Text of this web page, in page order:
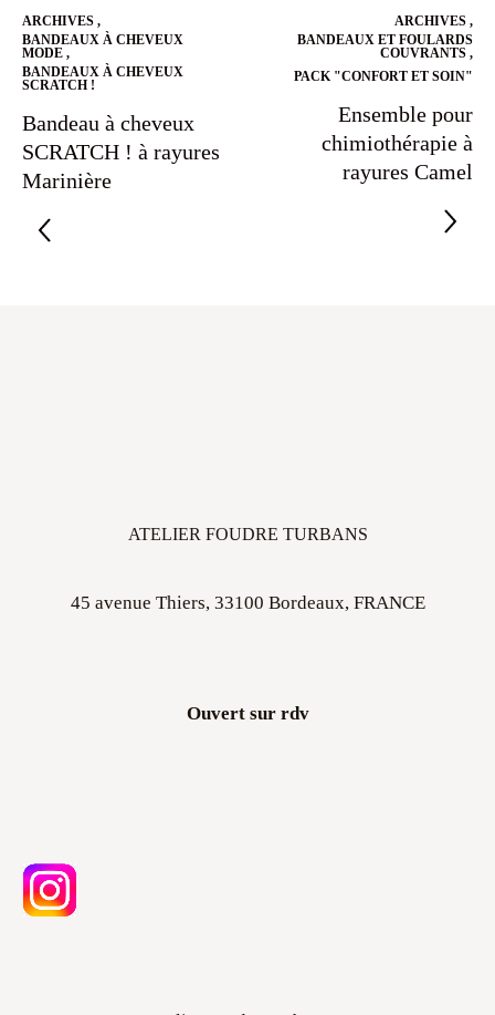
ARCHIVES ,
BANDEAUX À CHEVEUX
MODE ,
BANDEAUX À CHEVEUX
SCRATCH !
Bandeau à cheveux
SCRATCH ! à rayures
Marinière
ARCHIVES ,
BANDEAUX ET FOULARDS
COUVRANTS ,
PACK "CONFORT ET SOIN"
Ensemble pour
chimiothérapie à
rayures Camel
ATELIER FOUDRE TURBANS
45 avenue Thiers, 33100 Bordeaux, FRANCE
Ouvert sur rdv